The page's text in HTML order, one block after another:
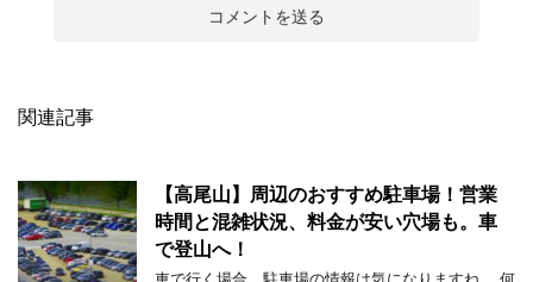
関連記事
【高尾山】周辺のおすすめ駐車場！営業
時間と混雑状況、料金が安い穴場も。車
で登山へ！